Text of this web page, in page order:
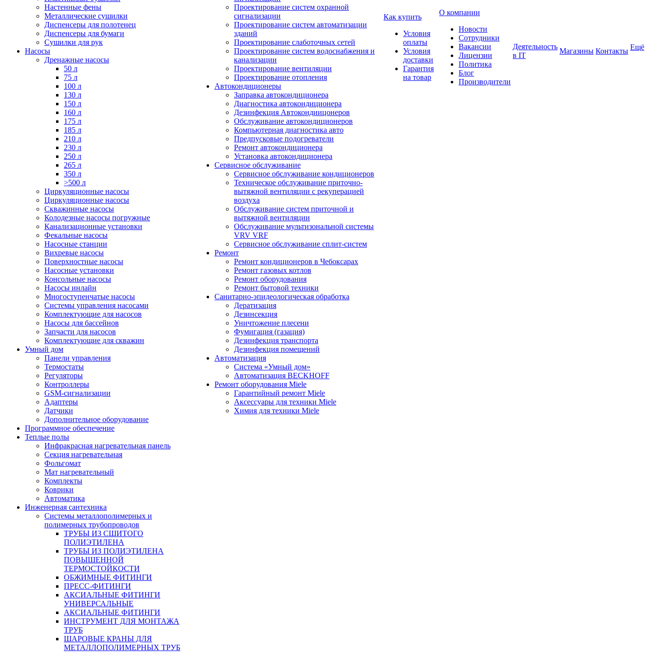
Настенные фены
Металлические сушилки
Диспенсеры для полотенец
Диспенсеры для бумаги
Сушилки для рук
Насосы
Дренажные насосы
50 л
75 л
100 л
130 л
150 л
160 л
175 л
185 л
210 л
230 л
250 л
265 л
350 л
>500 л
Циркуляционные насосы
Циркуляционные насосы
Скважинные насосы
Колодезные насосы погружные
Канализационные установки
Фекальные насосы
Насосные станции
Вихревые насосы
Поверхностные насосы
Насосные установки
Консольные насосы
Насосы инлайн
Многоступенчатые насосы
Системы управления насосами
Комплектующие для насосов
Насосы для бассейнов
Запчасти для насосов
Комплектующие для скважин
Умный дом
Панели управления
Термостаты
Регуляторы
Контроллеры
GSM-сигнализации
Адаптеры
Датчики
Дополнительное оборудование
Программное обеспечение
Теплые полы
Инфракрасная нагревательная панель
Секция нагревательная
Фольгомат
Мат нагревательный
Комплекты
Коврики
Автоматика
Инженерная сантехника
Системы металлополимерных и
полимерных трубопроводов
ТРУБЫ ИЗ СШИТОГО
ПОЛИЭТИЛЕНА
ТРУБЫ ИЗ ПОЛИЭТИЛЕНА
ПОВЫШЕННОЙ
ТЕРМОСТОЙКОСТИ
ОБЖИМНЫЕ ФИТИНГИ
ПРЕСС-ФИТИНГИ
АКСИАЛЬНЫЕ ФИТИНГИ
УНИВЕРСАЛЬНЫЕ
АКСИАЛЬНЫЕ ФИТИНГИ
ИНСТРУМЕНТ ДЛЯ МОНТАЖА
ТРУБ
ШАРОВЫЕ КРАНЫ ДЛЯ
МЕТАЛЛОПОЛИМЕРНЫХ ТРУБ
Проектирование систем охранной
сигнализации
Проектирование систем автоматизации
зданий
Проектирование слаботочных сетей
Проектирование систем водоснабжения и
канализации
Проектирование вентиляции
Проектирование отопления
Автокондиционеры
Заправка автокондиционера
Диагностика автокондиционера
Дезинфекция Автокондиицонеров
Обслуживание автокондиционеров
Компьютерная диагностика авто
Предпусковые подогреватели
Ремонт автокондиционера
Установка автокондиционера
Сервисное обслуживание
Сервисное обслуживание кондиционеров
Техническое обслуживание приточно-
вытяжной вентиляции с рекуперацией
воздуха
Обслуживание систем приточной и
вытяжной вентиляции
Обслуживание мультизональной системы
VRV VRF
Сервисное обслуживание сплит-систем
Ремонт
Ремонт кондиционеров в Чебоксарах
Ремонт газовых котлов
Ремонт оборудования
Ремонт бытовой техники
Санитарно-эпидеологическая обработка
Дератизация
Дезинсекция
Уничтожение плесени
Фумигация (газация)
Дезинфекция транспорта
Дезинфекция помещений
Автоматизация
Система «Умный дом»
Автоматизация BECKHOFF
Ремонт оборудования Miele
Гарантийный ремонт Miele
Аксессуары для техники Miele
Химия для техники Miele
Как купить
Условия
оплаты
Условия
доставки
Гарантия
на товар
О компании
Новости
Сотрудники
Вакансии
Лицензии
Политика
Блог
Производители
Деятельность
в IT
Магазины Контакты Ещё